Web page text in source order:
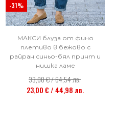
-31%
МАКСИ блуза от фино
плетиво в бежово с
райран синьо-бял принт и
нишка ламе
33,00 € / 64,54 лв.
23,00 € / 44,98 лв.